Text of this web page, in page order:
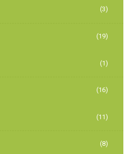
(3)
(19)
(1)
(16)
(11)
(8)